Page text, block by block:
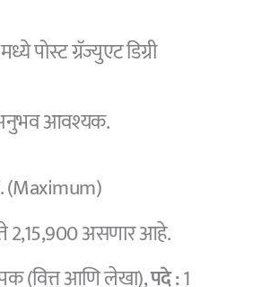
पोस्ट ग्रॅज्युएट डिग्री
अनुभव आवश्यक.
(Maximum)
2,15,900 असणार आहे.
(वित्त आणि लेखा),पदे :1